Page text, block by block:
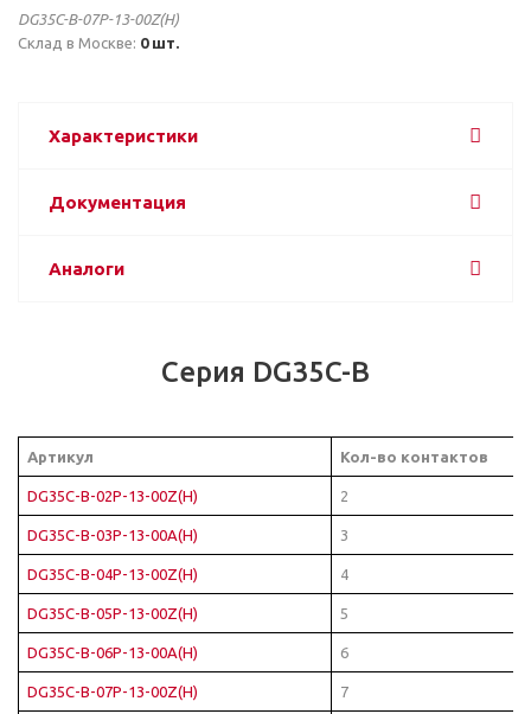
DG35C-B-07P-13-00Z(H)
Склад в Москве: 0 шт.
Характеристики
Документация
Аналоги
Серия DG35C-B
Артикул Кол-во контактов
DG35C-B-02P-13-00Z(H) 2
DG35C-B-03P-13-00A(H) 3
DG35C-B-04P-13-00Z(H) 4
DG35C-B-05P-13-00Z(H) 5
DG35C-B-06P-13-00A(H) 6
DG35C-B-07P-13-00Z(H) 7